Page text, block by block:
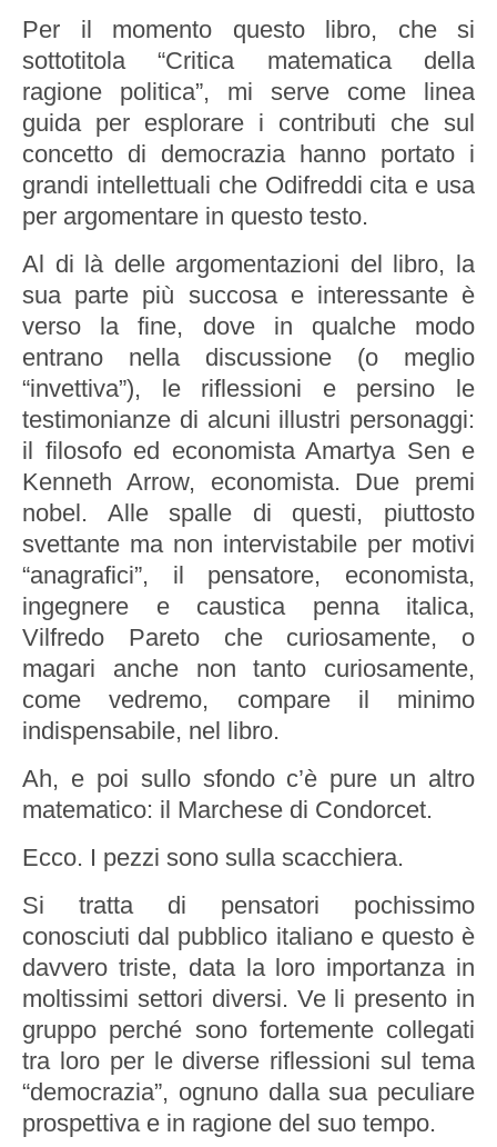
Per il momento questo libro, che si
sottotitola “Critica matematica della
ragione politica”, mi serve come linea
guida per esplorare i contributi che sul
concetto di democrazia hanno portato i
grandi intellettuali che Odifreddi cita e usa
per argomentare in questo testo.
Al di là delle argomentazioni del libro, la
sua parte più succosa e interessante è
verso la fine, dove in qualche modo
entrano nella discussione (o meglio
“invettiva”), le riflessioni e persino le
testimonianze di alcuni illustri personaggi:
il filosofo ed economista Amartya Sen e
Kenneth Arrow, economista. Due premi
nobel. Alle spalle di questi, piuttosto
svettante ma non intervistabile per motivi
“anagrafici”, il pensatore, economista,
ingegnere e caustica penna italica,
Vilfredo Pareto che curiosamente, o
magari anche non tanto curiosamente,
come vedremo, compare il minimo
indispensabile, nel libro.
Ah, e poi sullo sfondo c’è pure un altro
matematico: il Marchese di Condorcet.
Ecco. I pezzi sono sulla scacchiera.
Si tratta di pensatori pochissimo
conosciuti dal pubblico italiano e questo è
davvero triste, data la loro importanza in
moltissimi settori diversi. Ve li presento in
gruppo perché sono fortemente collegati
tra loro per le diverse riflessioni sul tema
“democrazia”, ognuno dalla sua peculiare
prospettiva e in ragione del suo tempo.